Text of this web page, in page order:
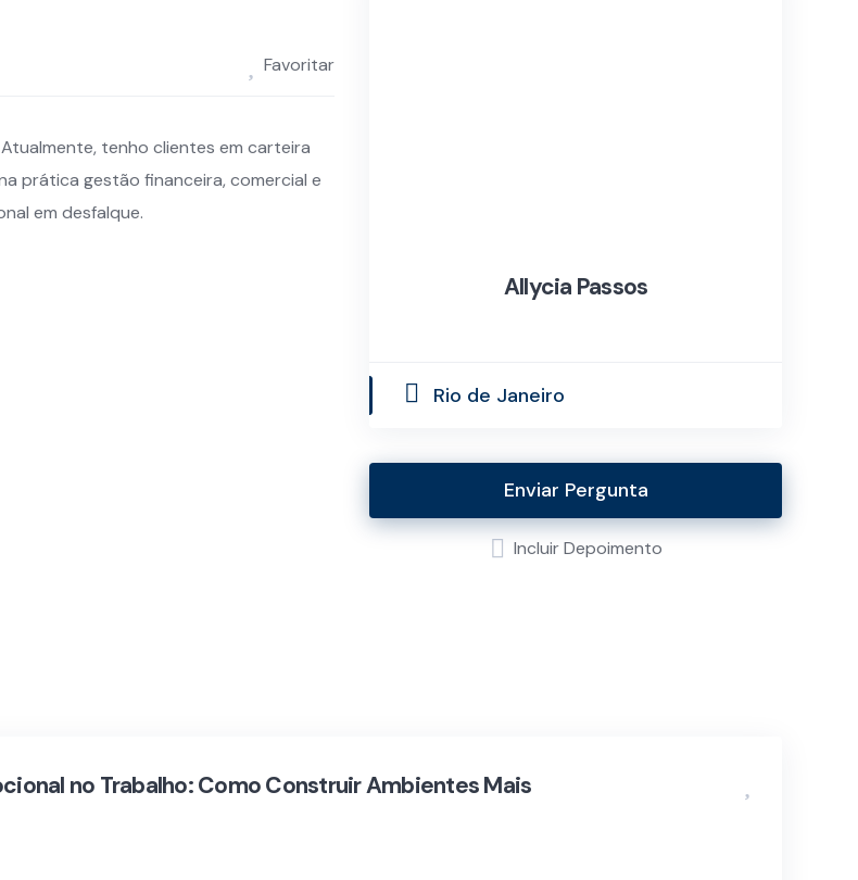
Favoritar
tenho clientes em carteira
prática gestão financeira, comercial e
em desfalque.
Allycia Passos
Rio de Janeiro
Enviar Pergunta
Incluir Depoimento
no Trabalho: Como Construir Ambientes Mais